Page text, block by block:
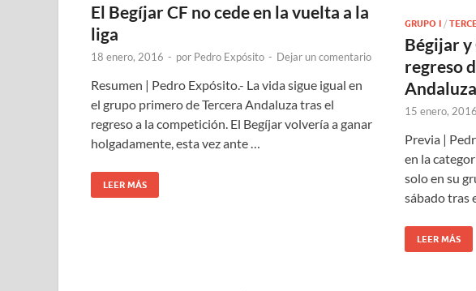
El Begíjar CF no cede en la vuelta a la
liga
18 enero, 2016 - por Pedro Expósito - Dejar un comentario
Resumen | Pedro Expósito.- La vida sigue igual en
el grupo primero de Tercera Andaluza tras el
regreso a la competición. El Begíjar volvería a ganar
holgadamente, esta vez ante …
LEER MÁS
GRUPO I /
Bégijar
regreso
Andaluza
15 enero, 2016
Previa |
en la
solo en su
sábado tras
LEER MÁS